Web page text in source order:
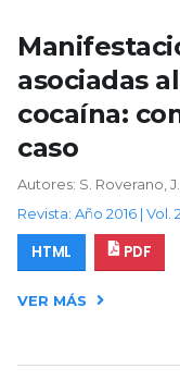
asociadas
cocaína:
caso
Autores: S. Roverano,
Revista: Año 2016 | Vol.
HTML PDF
VER MÁS